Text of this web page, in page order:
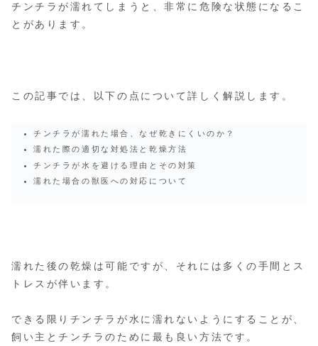
チンチラが濡れてしまうと、非常に危険な状態になるこ
とがあります。
この記事では、以下の点について詳しく解説します。
チンチラが濡れた場合、なぜ乾きにくいのか？
濡れた際の適切な対処法と乾燥方法
チンチラが水を避ける理由とその対策
濡れた場合の獣医への対応について
濡れた後の乾燥は可能ですが、それには多くの手間とス
トレスが伴います。
できる限りチンチラが水に濡れないようにすることが、
飼い主とチンチラのために最も良い方法です。